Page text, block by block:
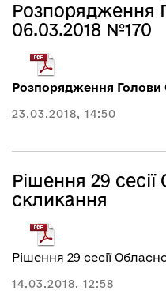
Розпорядження
06.03.2018 №170
Розпорядження Голови
23.03.2018, 14:50
Рішення 29
скликання
Рішення 29 сесії
14.03.2018, 12:58